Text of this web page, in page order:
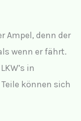
Ampel, denn der
wenn er fährt.
in
können sich